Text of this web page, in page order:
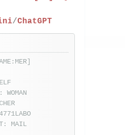
/ChatGPT
WOMAN
MAIL